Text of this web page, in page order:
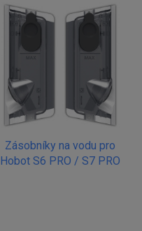
Zásobníky na vodu pro
Hobot S6 PRO / S7 PRO